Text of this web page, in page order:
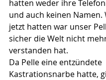
hatten weder ihre
und auch keinen Namen.
jetzt hatten war unser
sicher die Welt nicht
verstanden hat.
Da Pelle eine entzündete
Kastrationsnarbe hatte,